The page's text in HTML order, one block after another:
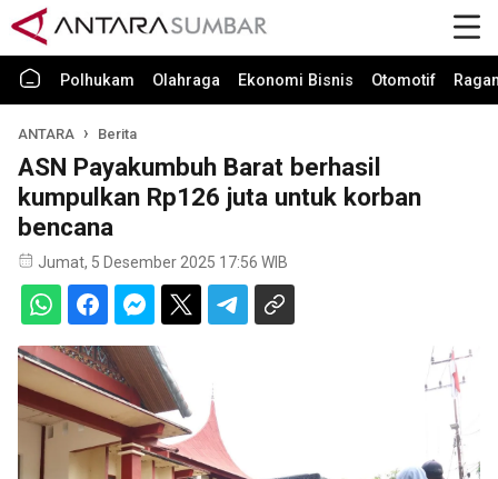
Polhukam Olahraga Ekonomi Bisnis Otomotif
ANTARA Berita
ASN Payakumbuh Barat berhasil
kumpulkan Rp126 juta untuk korban
bencana
Jumat, 5 Desember 2025 17:56 WIB